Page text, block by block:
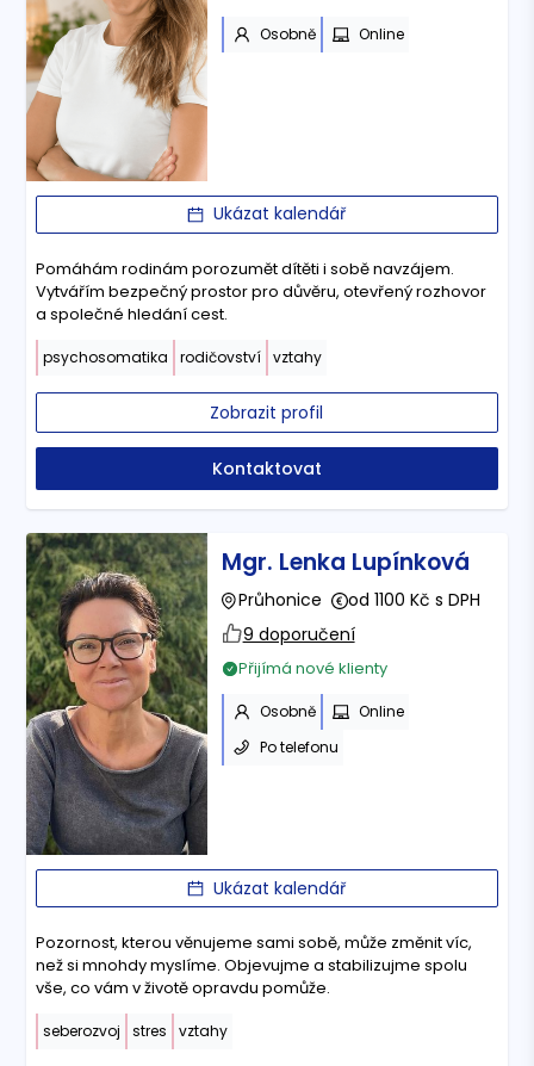
Osobně Online
Ukázat kalendář
Pomáhám rodinám porozumět dítěti i sobě navzájem.
Vytvářím bezpečný prostor pro důvěru, otevřený rozhovor
a společné hledání cest.
psychosomatika rodičovství vztahy
Zobrazit profil
Kontaktovat
Mgr. Lenka Lupínková
Průhonice
od 1100 Kč s DPH
9 doporučení
Přijímá nové klienty
Osobně
Online
Po telefonu
Ukázat kalendář
Pozornost, kterou věnujeme sami sobě, může změnit víc,
než si mnohdy myslíme. Objevujme a stabilizujme spolu
vše, co vám v životě opravdu pomůže.
seberozvoj stres vztahy